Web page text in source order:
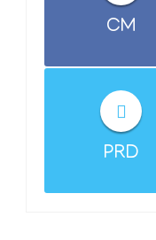
CM
PRD